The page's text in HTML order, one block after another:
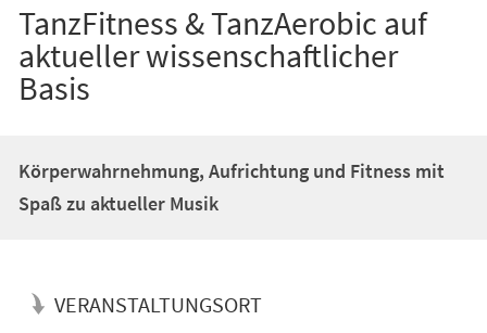
TanzFitness & TanzAerobic auf
aktueller wissenschaftlicher
Basis
Körperwahrnehmung, Aufrichtung und Fitness mit
Spaß zu aktueller Musik
VERANSTALTUNGSORT